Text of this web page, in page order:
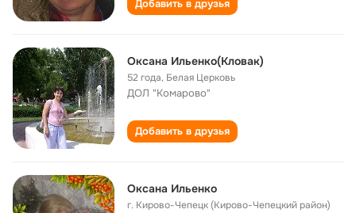
Добавить в друзья
Оксана Ильенко(Кловак)
52 года, Белая Церковь
ДОЛ "Комарово"
Добавить в друзья
Оксана Ильенко
г. Кирово-Чепецк (Кирово-Чепецкий район)